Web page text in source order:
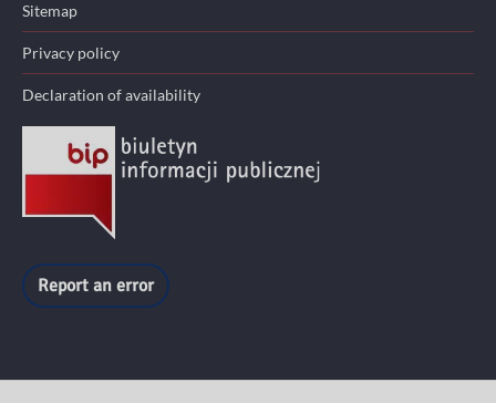
Sitemap
Privacy policy
Declaration of availability
Report an error